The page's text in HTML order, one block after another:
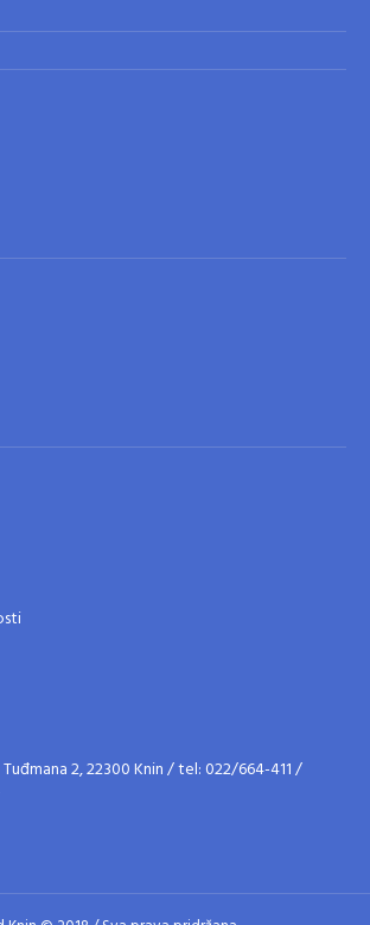
Tuđmana 2, 22300 Knin / tel: 022/664-411 /